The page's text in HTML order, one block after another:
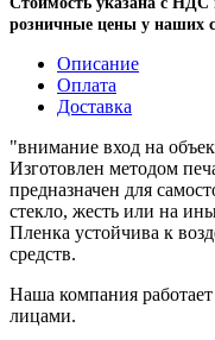
розничные цены у наших
Описание
Оплата
Доставка
"внимание вход на
Изготовлен методом
предназначен для
стекло, жесть или на
Пленка устойчива к
средств.
Наша компания
лицами.